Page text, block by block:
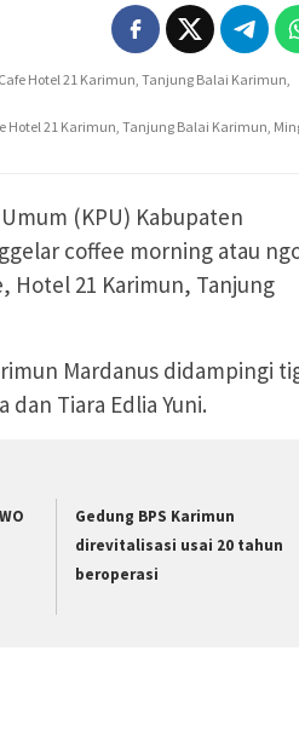
21 Karimun, Tanjung Balai Karimun,
(KPU) Kabupaten
coffee morning atau
Hotel 21 Karimun, Tanjung
Mardanus didampingi
Tiara Edlia Yuni.
Gedung BPS Karimun
direvitalisasi usai 20 tahun
beroperasi